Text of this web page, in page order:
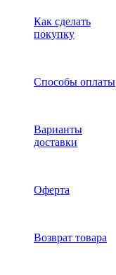
Как сделать
покупку
Способы оплаты
Варианты
доставки
Оферта
Возврат товара